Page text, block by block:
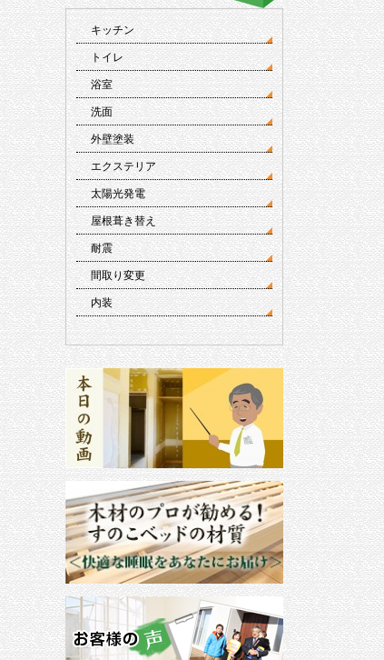
キッチン
トイレ
浴室
洗面
外壁塗装
エクステリア
太陽光発電
屋根葺き替え
耐震
間取り変更
内装